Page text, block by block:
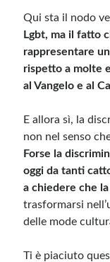
Qui sta il nodo
Lgbt, ma il fatto
rappresentare
rispetto a molte
al Vangelo e al
E allora sì, la
non nel senso
Forse la
oggi da tanti
a chiedere che
trasformarsi
delle mode
Ti è piaciuto